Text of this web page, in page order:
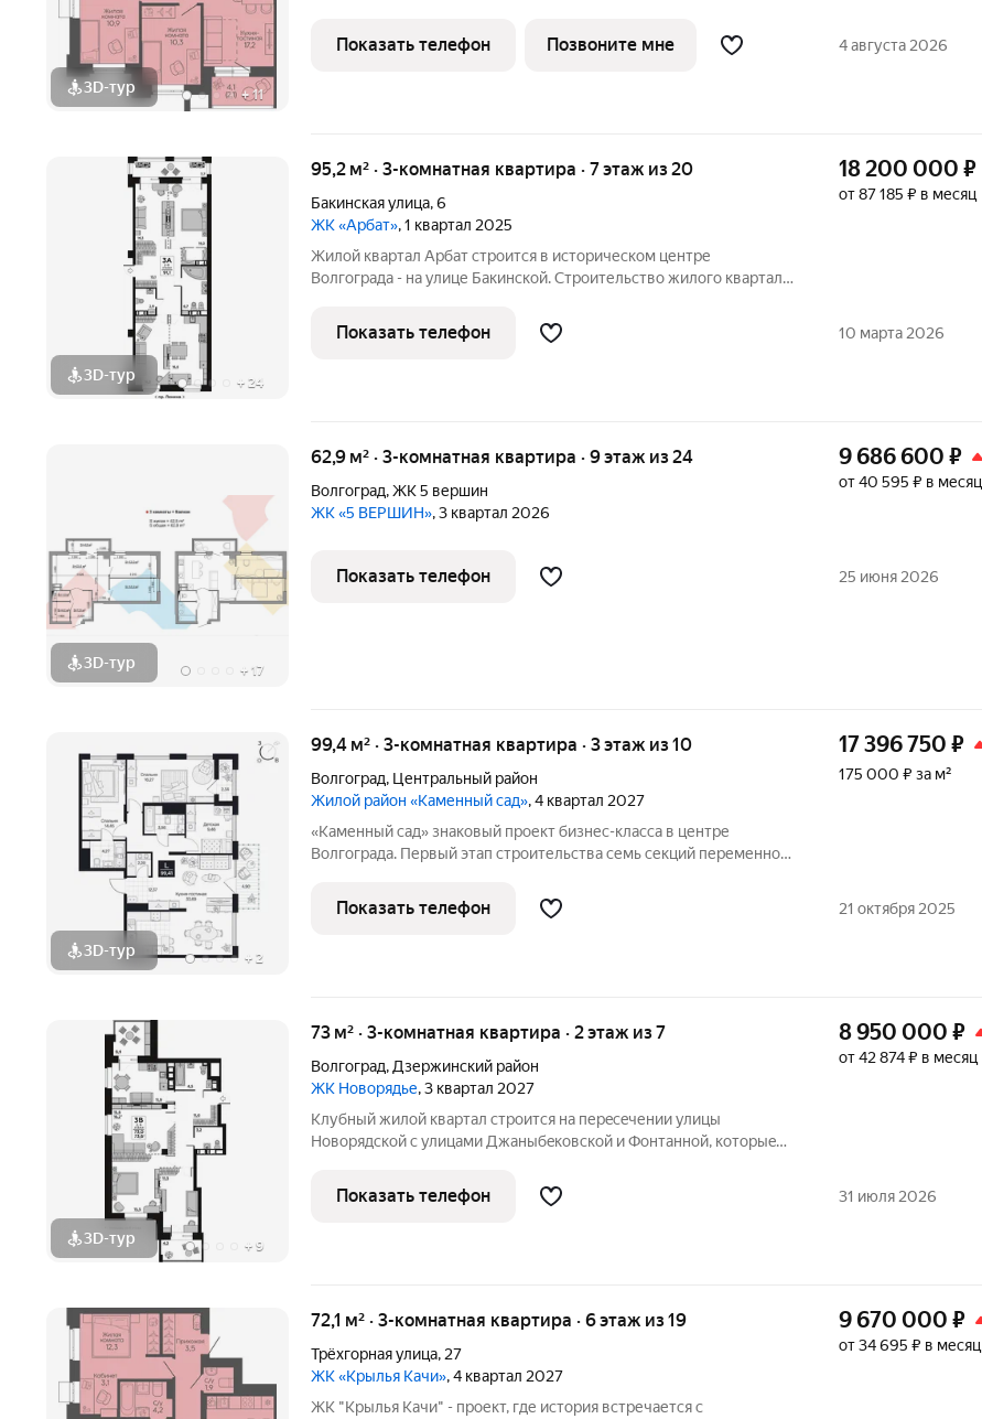
3D-тур + 11
Дзержинского района Волгограда - в микрорайоне Кача, по адресу
ул. Трехгорная, 27 и
Показать телефон Позвоните мне 4 августа 2026
3D-тур + 24
95,2 м² · 3-комнатная квартира · 7 этаж из 20
Бакинская улица,6
ЖК «Арбат», 1 квартал 2025
Жилой квартал Арбат строится в историческом центре
Волгограда - на улице Бакинской. Строительство жилого квартала
уникальный и амбициозный проект для Волгограда. Квартал был
спланирован в
18 200 000 ₽
от 87 185 ₽ в месяц
Показать телефон 10 марта 2026
3D-тур + 17
62,9 м² · 3-комнатная квартира · 9 этаж из 24
Волгоград,ЖК 5 вершин
ЖК «5 ВЕРШИН», 3 квартал 2026
9 686 600 ₽
от 40 595 ₽ в месяц
Показать телефон 25 июня 2026
3D-тур + 2
99,4 м² · 3-комнатная квартира · 3 этаж из 10
Волгоград, Центральный район
Жилой район «Каменный сад», 4 квартал 2027
«Каменный сад» знаковый проект бизнес-класса в центре
Волгограда. Первый этап строительства семь секций переменной
приватный двор, свободный от машин. С верхних этажей
открываются панорамные
17 396 750 ₽
175 000 ₽ за м²
Показать телефон 21 октября 2025
3D-тур + 9
73 м² · 3-комнатная квартира · 2 этаж из 7
Волгоград, Дзержинский район
ЖК Новорядье, 3 квартал 2027
Kлубный жилoй кваpтaл строится на перeсeчении улицы
Hовоpядскoй с улицами Джaныбeкoвcкoй и Фонтанной, которыe
вcего зa неcколькo минут дoбpaться как дo цeнтpа гоpoда, тaк и дo
микрорaйонa
8 950 000 ₽
от 42 874 ₽ в месяц
Показать телефон 31 июля 2026
72,1 м² · 3-комнатная квартира · 6 этаж из 19
Трёхгорная улица, 27
ЖК «Крылья Качи», 4 квартал 2027
ЖК "Крылья Качи" - проект, где история встречается с
9 670 000 ₽
от 34 695 ₽ в месяц